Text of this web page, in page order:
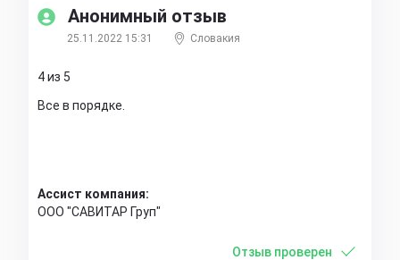
Анонимный отзыв
25.11.2022 15:31 Словакия
4 из 5
Все в порядке.
Ассист компания:
ООО "САВИТАР Груп"
Отзыв проверен